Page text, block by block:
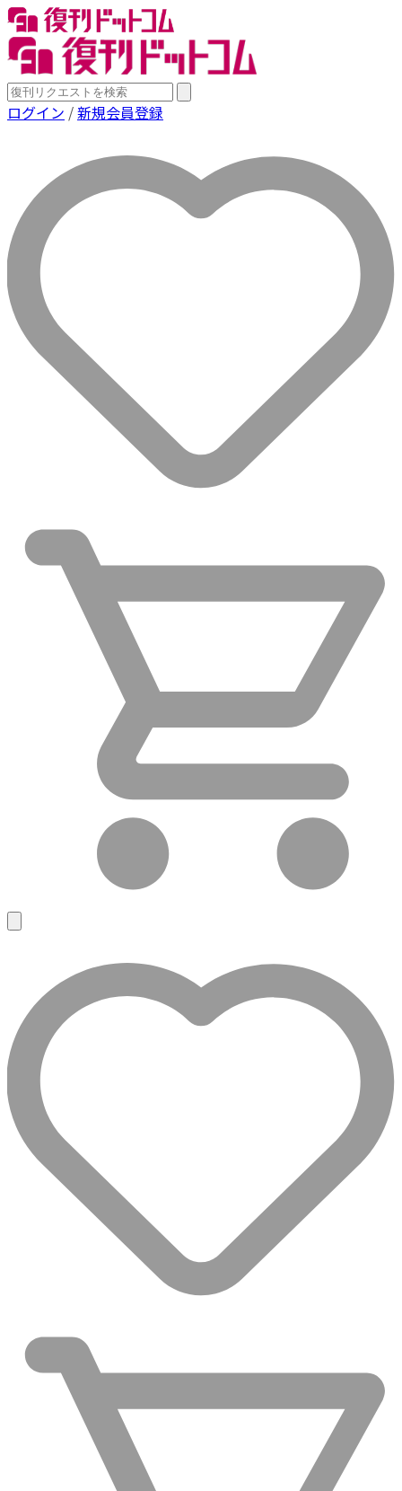
ログイン /新規会員登録